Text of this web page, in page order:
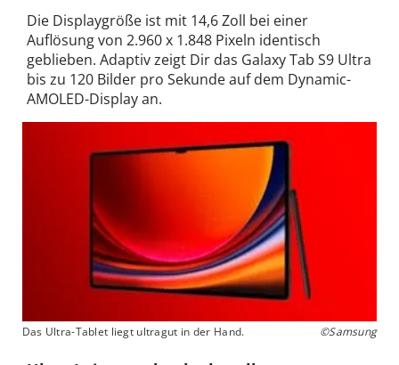
Die Displaygröße ist mit 14,6 Zoll bei einer
Auflösung von 2.960 x 1.848 Pixeln identisch
geblieben. Adaptiv zeigt Dir das Galaxy Tab S9 Ultra
bis zu 120 Bilder pro Sekunde auf dem Dynamic-
AMOLED-Display an.
Das Ultra-Tablet liegt ultragut in der Hand. ©Samsung